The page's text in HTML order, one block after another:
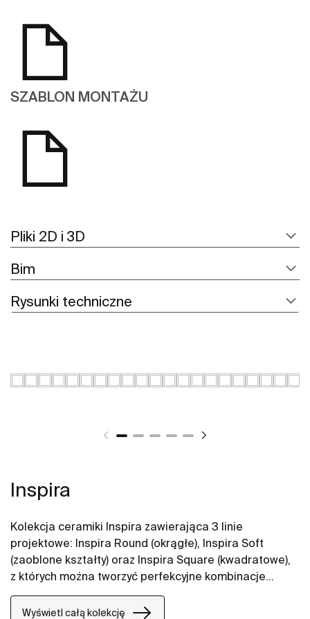
SZABLON MONTAŻU
Pliki 2D i 3D
Bim
Rysunki techniczne
Inspira
Kolekcja ceramiki Inspira zawierająca 3 linie
projektowe: Inspira Round (okrągłe), Inspira Soft
(zaoblone kształty) oraz Inspira Square (kwadratowe),
z których można tworzyć perfekcyjne kombinacje
aranżacji łazienkowych. W ofercie umywalki Inspira,
toalety myjące In-Wash, miski WC i deski WC oraz
Wyświetl całą kolekcję